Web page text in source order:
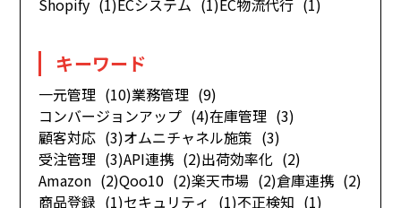
Shopify (1)ECシステム (1)EC物流代行 (1)
キーワード
一元管理 (10)業務管理 (9)
コンバージョンアップ (4)在庫管理 (3)
顧客対応 (3)オムニチャネル施策 (3)
受注管理 (3)API連携 (2)出荷効率化 (2)
Amazon (2)Qoo10 (2)楽天市場 (2)倉庫連携 (2)
商品登録 (1)セキュリティ (1)不正検知 (1)